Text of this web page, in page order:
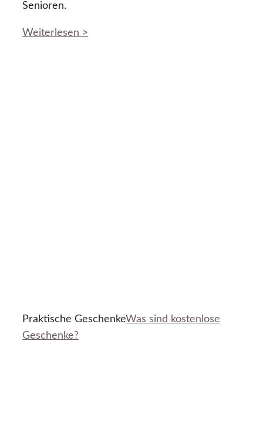
Senioren.
Weiterlesen >
Praktische GeschenkeWas sind kostenlose
Geschenke?